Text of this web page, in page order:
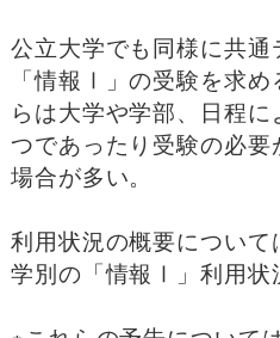
公立大学でも同様に共通
「情報Ⅰ」の受験を求
らは大学や学部、日程
つであったり受験の必
場合が多い。
利用状況の概要につい
学別の「情報Ⅰ」利用状